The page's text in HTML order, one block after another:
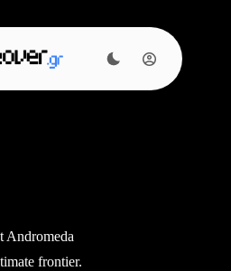
Andromeda
frontier.